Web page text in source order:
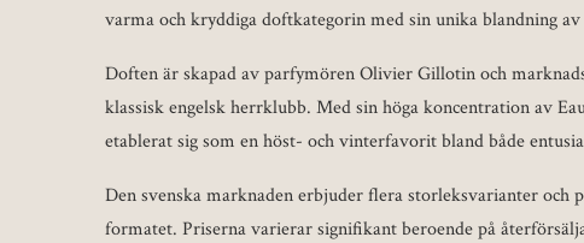
varma och kryddiga doftkategorin med sin unika blandning
Doften är skapad av parfymören Olivier Gillotin och
klassisk engelsk herrklubb. Med sin höga koncentration av
etablerat sig som en höst- och vinterfavorit bland både
Den svenska marknaden erbjuder flera storleksvarianter
formatet. Priserna varierar signifikant beroende på